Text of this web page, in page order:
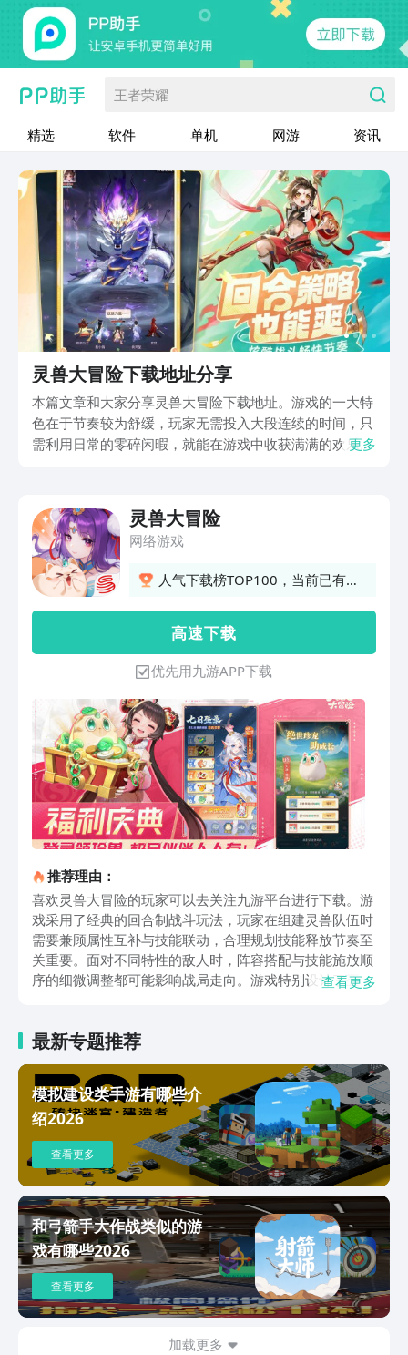
王者荣耀
精选 软件 单机 网游 资讯
灵兽大冒险下载地址分享
本篇文章和大家分享灵兽大冒险下载地址。游戏的一大特
色在于节奏较为舒缓，玩家无需投入大段连续的时间，只
需利用日常的零碎闲暇，就能在游戏中收获满满的欢乐。
了解游戏的相关信息。
更多
灵兽大冒险
网络游戏
人气下载榜TOP100，当前已有
高 速 下 载
优先用九游APP下载
推荐理由：
喜欢灵兽大冒险的玩家可以去关注九游平台进行下载。游
戏采用了经典的回合制战斗玩法，玩家在组建灵兽队伍时
需要兼顾属性互补与技能联动，合理规划技能释放节奏至
关重要。面对不同特性的敌人时，阵容搭配与技能施放顺
序的细微调整都可能影响战局走向。游戏特别设计了五大
构建出个性化的策略体系。玩家将踏入一个开放自由的世
界，去寻觅并捕捉各类灵兽。每一只灵兽都独具特色，它
们所具备的属性和技能各不相同。当玩家成功获得灵兽
后，便可以依据自身规划，对其进行科学合理的培育。通
过精心照料与引导，促使灵兽不断进化，逐步实现融合，
以此提升它们的综合实力。在参与战斗时，玩家务必充分
考虑灵兽的特性，量身定制出最为合适的战斗策略。游戏
在社交互动玩法的设计上十分完善且成熟。玩家们能够相
互协作和共同完成各类任务，携手应对形形色色的挑战，
在合作中增进彼此的情谊，也体验到团队协作带来的乐
趣。游戏中的经济系统充满活力，为玩家提供了自由交易
珍稀道具的渠道。玩家既可以通过在商城摆摊的方式，将
手中的珍稀道具拿出来与他人交换，获取自己所需的物
品。也可以选择直接将这些道具出售，从而收获相应的收
益。这种自由且活跃的交易模式，进一步丰富了游戏的玩
法和体验。灵兽大冒险下载地址就和大家分享到这里，当
查看更多
最新专题推荐
模拟建设类手游有哪些介
绍2026
查看更多
和弓箭手大作战类似的游
戏有哪些2026
查看更多
加载更多